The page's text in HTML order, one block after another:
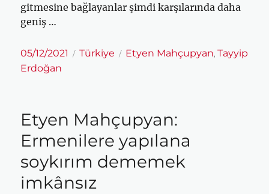
gitmesine bağlayanlar şimdi karşılarında daha
geniş …
Yayın
tarihi
05/12/2021 Kategoriler
Türkiye Etiketler
Etyen Mahçupyan,Tayyip
Erdoğan
Etyen Mahçupyan:
Ermenilere yapılana
soykırım dememek
imkânsız